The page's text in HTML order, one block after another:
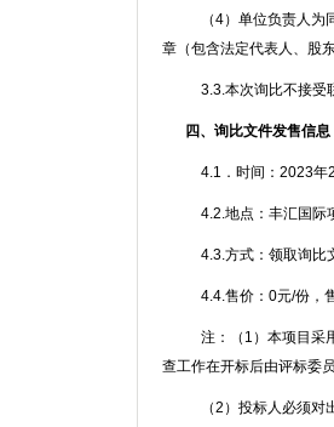
（4）单位负责人为
章（包含法定代表人、股
3.3.本次询比不接受
四、询比文件发售信息
4.1．时间： 2023年2
4.2.地点：丰汇国际
4.3.方式：领取询比
4.4.售价： 0元/份，
注：（ 1 ）本项目采
查工作在开标后由评标委
（2 ）投标人必须对